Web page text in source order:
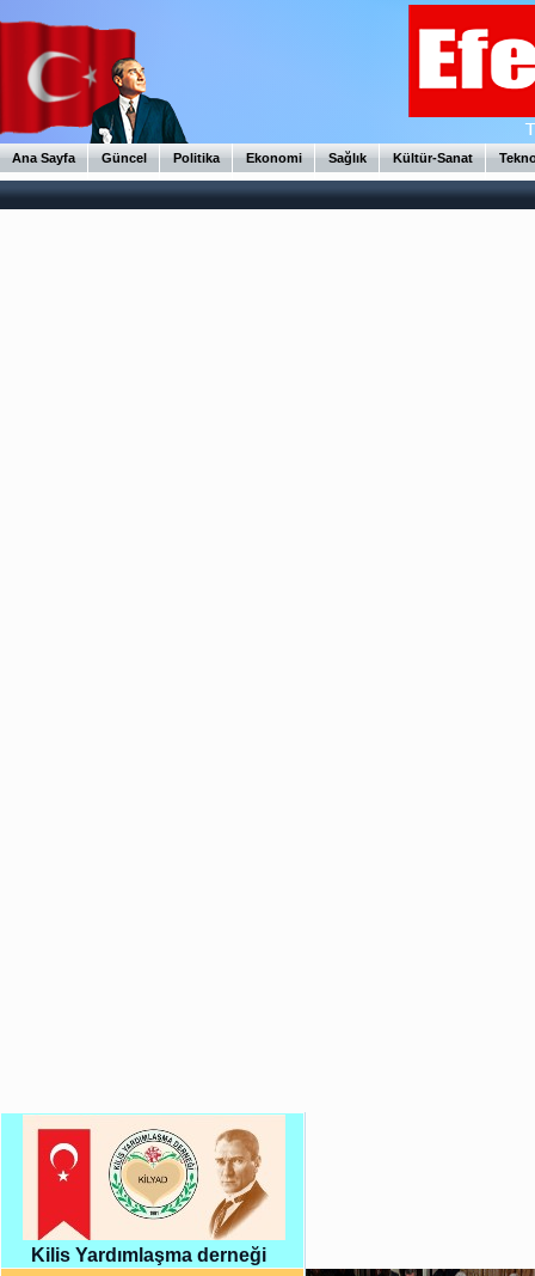
Ana Sayfa Güncel Politika Ekonomi Sağlık Kültür-Sanat
Kilis Yardımlaşma derneği